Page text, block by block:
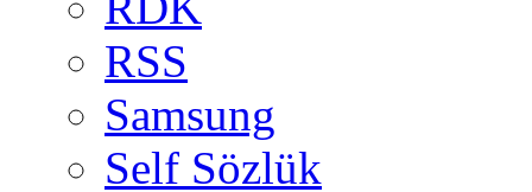
RSS
Samsung
Self Sözlük